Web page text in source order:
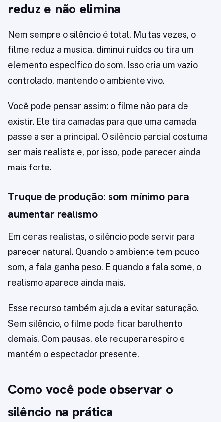
reduz e não elimina
Nem sempre o silêncio é total. Muitas vezes, o
filme reduz a música, diminui ruídos ou tira um
elemento específico do som. Isso cria um vazio
controlado, mantendo o ambiente vivo.
Você pode pensar assim: o filme não para de
existir. Ele tira camadas para que uma camada
passe a ser a principal. O silêncio parcial costuma
ser mais realista e, por isso, pode parecer ainda
mais forte.
Truque de produção: som mínimo para
aumentar realismo
Em cenas realistas, o silêncio pode servir para
parecer natural. Quando o ambiente tem pouco
som, a fala ganha peso. E quando a fala some, o
realismo aparece ainda mais.
Esse recurso também ajuda a evitar saturação.
Sem silêncio, o filme pode ficar barulhento
demais. Com pausas, ele recupera respiro e
mantém o espectador presente.
Como você pode observar o
silêncio na prática